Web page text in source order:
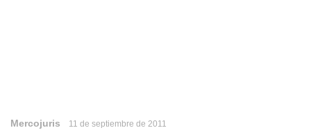
Mercojuris 11 de septiembre de 2011